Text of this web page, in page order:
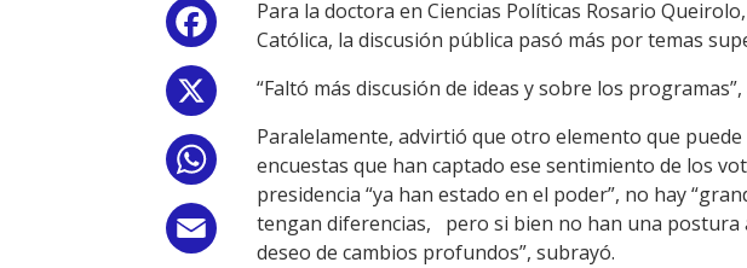
Facebook
WhatsApp
Email
Para la doctora en Ciencias Políticas Rosario
Católica, la discusión pública pasó más por temas
“Faltó más discusión de ideas y sobre los
Paralelamente, advirtió que otro elemento que
encuestas que han captado ese sentimiento de los
presidencia “ya han estado en el poder”, no hay
tengan diferencias, pero si bien no han una postura
deseo de cambios profundos”, subrayó.